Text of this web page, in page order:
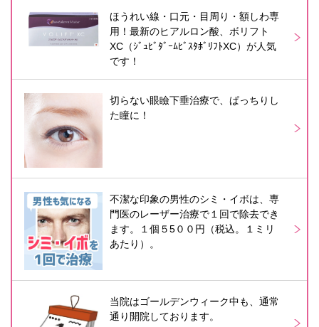
ほうれい線・口元・目周り・額しわ専
用！最新のヒアルロン酸、ボリフト
XC（ｼﾞｭﾋﾞﾀﾞｰﾑﾋﾞｽﾀﾎﾞﾘﾌﾄXC）が人気
です！
切らない眼瞼下垂治療で、ぱっちりし
た瞳に！
不潔な印象の男性のシミ・イボは、専
門医のレーザー治療で１回で除去でき
ます。１個５5００円（税込。１ミリ
あたり）。
当院はゴールデンウィーク中も、通常
通り開院しております。